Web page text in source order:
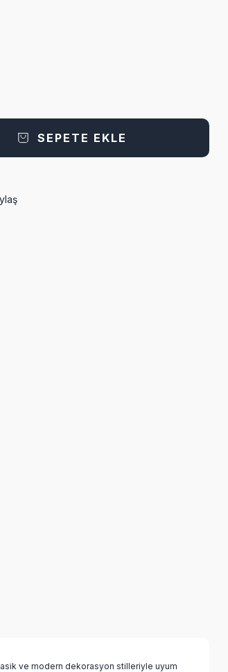
SEPETE EKLE
ve modern dekorasyon stilleriyle uyum